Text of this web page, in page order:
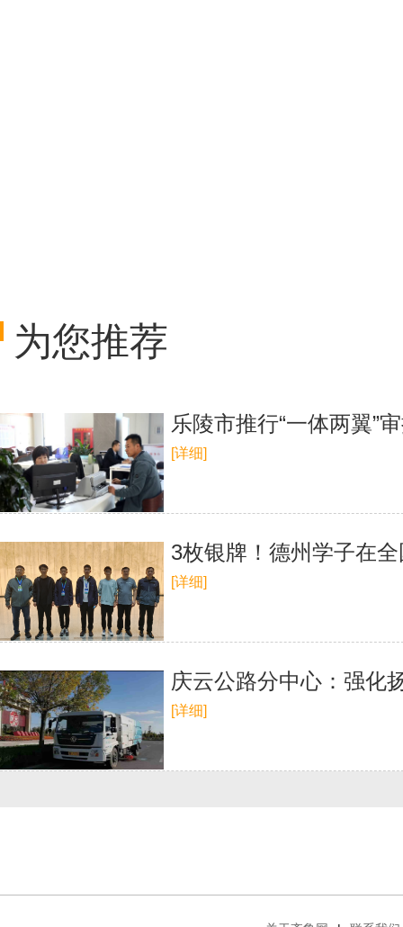
为您推荐
乐陵市推行“一体两翼”
[详细]
3枚银牌！德州学子在
[详细]
庆云公路分中心：强化
[详细]